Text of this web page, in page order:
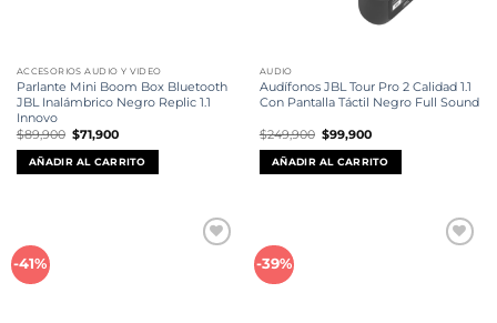
ACCESORIOS AUDIO Y VIDEO
Parlante Mini Boom Box Bluetooth
JBL Inalámbrico Negro Replic 1.1
Innovo
$89,900 El
precio
original
era:
$89,900.
$71,900El
actual
es:
$71,900.
AÑADIR AL CARRITO
AUDIO
Audífonos JBL Tour Pro 2 Calidad 1.1
Con Pantalla Táctil Negro Full Sound
$249,900 El
precio
original
era:
$249,900.
$99,900El
actual
es:
$99,900.
AÑADIR AL CARRITO
-41% -39%